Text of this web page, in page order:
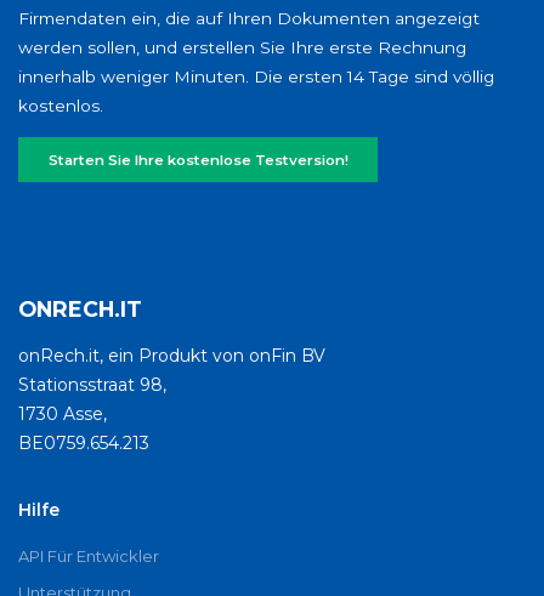
Firmendaten ein, die auf Ihren Dokumenten angezeigt
werden sollen, und erstellen Sie Ihre erste Rechnung
innerhalb weniger Minuten. Die ersten 14 Tage sind völlig
kostenlos.
Starten Sie Ihre kostenlose Testversion!
ONRECH.IT
onRech.it, ein Produkt von onFin BV
Stationsstraat 98,
1730 Asse,
BE0759.654.213
Hilfe
API Für Entwickler